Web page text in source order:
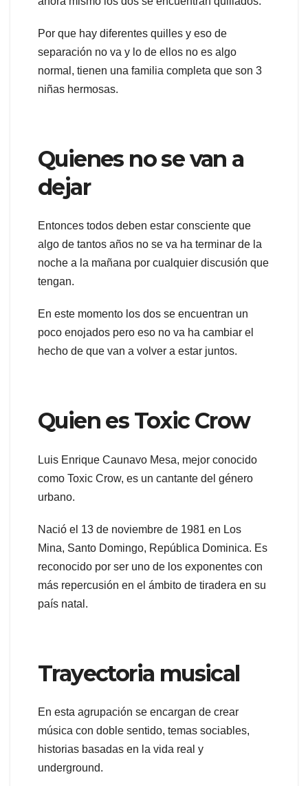
Por que hay diferentes quilles y eso de
separación no va y lo de ellos no es algo
normal, tienen una familia completa que son 3
niñas hermosas.
Quienes no se van a
dejar
Entonces todos deben estar consciente que
algo de tantos años no se va ha terminar de la
noche a la mañana por cualquier discusión que
tengan.
En este momento los dos se encuentran un
poco enojados pero eso no va ha cambiar el
hecho de que van a volver a estar juntos.
Quien es Toxic Crow
Luis Enrique Caunavo Mesa, mejor conocido
como Toxic Crow, es un cantante del género
urbano.
Nació el 13 de noviembre de 1981 en Los
Mina, Santo Domingo, República Dominica. Es
reconocido por ser uno de los exponentes con
más repercusión en el ámbito de tiradera en su
país natal.
Trayectoria musical
En esta agrupación se encargan de crear
música con doble sentido, temas sociables,
historias basadas en la vida real y
underground.